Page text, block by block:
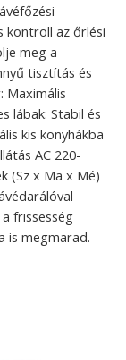
kontroll az őrlési
meg a
tisztítás és
Maximális
lábak: Stabil és
kis konyhákba
AC 220-
(Sz x Ma x Mé)
frissesség
is megmarad.